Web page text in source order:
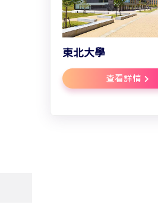
東北大學
查看詳情